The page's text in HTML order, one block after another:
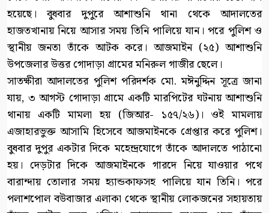
হয়েছে। বুধবার দুপুরে আশাশুনি থানা থেকে আদালতের
হাজতখানায় নিয়ে আসার সময় তিনি পালিয়ে যান। পরে পুলিশ ও
স্থানীয় জনতা তাঁকে আটক করে। আজমাইন (২৫) আশাশুনি
উপজেলার উত্তর গোদাড়া গ্রামের মনিরুল গাজীর ছেলে।
সাতক্ষীরা আদালতের পুলিশ পরিদর্শক মো. মঈনুদ্দিন সূত্রে জানা
যায়, ৩ আগস্ট গোদাড়া গ্রামে একটি মারপিটের ঘটনায় আশাশুনি
থানায় একটি মামলা হয় (জিআর- ১৫৭/২৬)। ওই মামলায়
এজাহারভুক্ত আসামি হিসেবে আজমাইনকে গ্রেপ্তার করে পুলিশ।
বুধবার দুপুর একটার দিকে মহেন্দ্রযোগে তাঁকে আদালতে পাঠানো
হয়। দেড়টার দিকে আজমাইনকে গারদে নিয়ে যাওয়ার পথে
বারান্দায় তোলার সময় হ্যান্ডকাফসহ পালিয়ে যান তিনি। পরে
পলাশপোল বউবাজার এলাকা থেকে স্থানীয় লোকজনের সহায়তায়